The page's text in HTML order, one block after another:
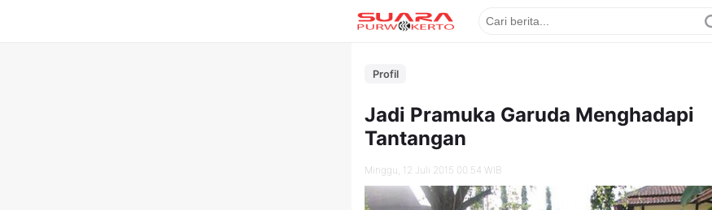
Profil
Jadi Pramuka Garuda Menghadapi
Tantangan
Minggu, 12 Juli 2015 00.54 WIB